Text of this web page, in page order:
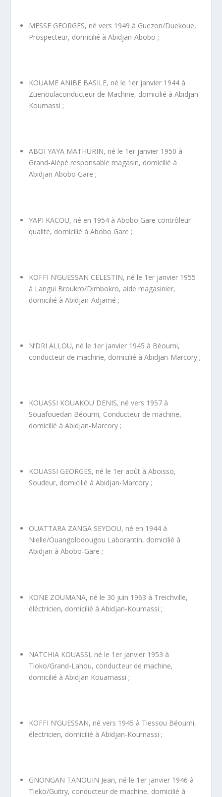
MESSE GEORGES, né vers 1949 à Guezon/Duekoue,
Prospecteur, domicilié à Abidjan-Abobo ;
KOUAME ANIBE BASILE, né le 1 er janvier 1944 à
Zuenoulaconducteur de Machine, domicilié à Abidjan-
Koumassi ;
ABOI YAYA MATHURIN, né le 1 er janvier 1950 à
Grand-Alépé responsable magasin, domicilié à
Abidjan Abobo Gare ;
YAPI KACOU, né en 1954 à Abobo Gare contrôleur
qualité, domicilié à Abobo Gare ;
KOFFI N’GUESSAN CELESTIN, né le 1 er janvier 1955
à Langui Broukro/Dimbokro, aide magasinier,
domicilié à Abidjan-Adjamé ;
N’DRI ALLOU, né le 1 er janvier 1945 à Béoumi,
conducteur de machine, domicilié à Abidjan-Marcory ;
KOUASSI KOUAKOU DENIS, né vers 1957 à
Souafouedan Béoumi, Conducteur de machine,
domicilié à Abidjan-Marcory ;
KOUASSI GEORGES, né le 1 er août à Aboisso,
Soudeur, domicilié à Abidjan-Marcory ;
OUATTARA ZANGA SEYDOU, né en 1944 à
Nielle/Ouangolodougou Laborantin, domicilié à
Abidjan à Abobo-Gare ;
KONE ZOUMANA, né le 30 juin 1963 à Treichville,
éléctricien, domicilié à Abidjan-Koumassi ;
NATCHIA KOUASSI, né le 1 er janvier 1953 à
Tioko/Grand-Lahou, conducteur de machine,
domicilié à Abidjan Kouamassi ;
KOFFI N’GUESSAN, né vers 1945 à Tiessou Béoumi,
électricien, domicilié à Abidjan-Koumassi ;
GNONGAN TANOUIN Jean, né le 1 er janvier 1946 à
Tieko/Guitry, conducteur de machine, domicilié à